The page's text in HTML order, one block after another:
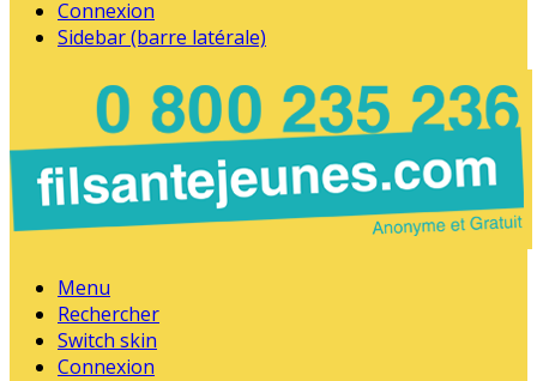
Connexion
Sidebar (barre latérale)
Menu
Rechercher
Switch skin
Connexion